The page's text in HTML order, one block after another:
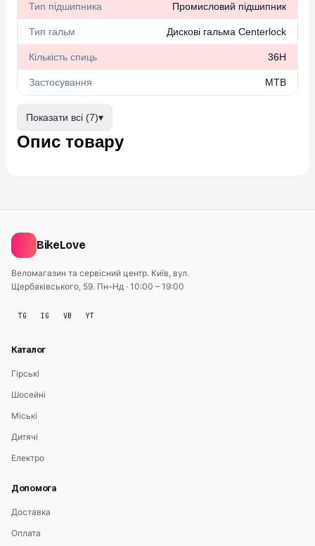
Тип підшипника Промисловий підшипник
Тип гальм Дискові гальма Centerlock
Кількість спиць 36H
Застосування MTB
Показати всі (7)▾
Опис товару
BikeLove
Веломагазин та сервісний центр. Київ, вул.
Щербаківського, 59. Пн–Нд · 10:00 – 19:00
TG IG VB YT
Каталог
Гірські
Шосейні
Міські
Дитячі
Електро
Допомога
Доставка
Оплата